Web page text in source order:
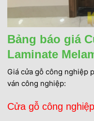
Bảng báo giá
Laminate
Giá cửa gỗ công nghiệp
ván công nghiệp:
Cửa gỗ công